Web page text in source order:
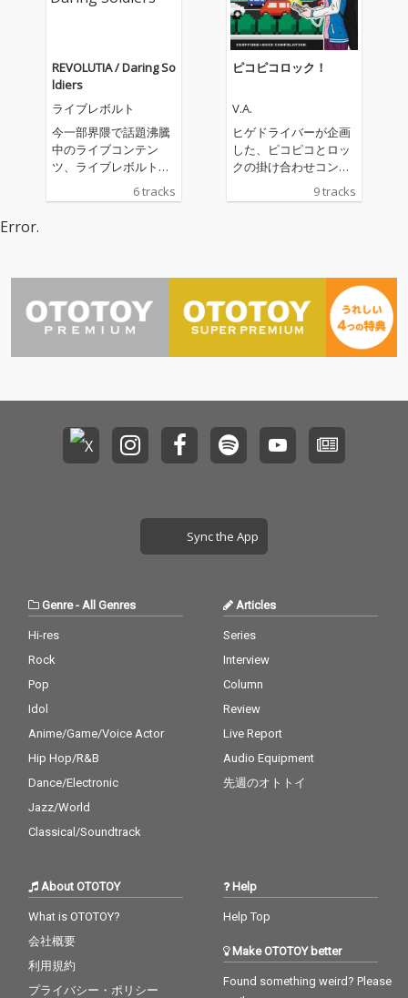
REVOLUTIA / Daring So
ldiers
ライブレボルト
今一部界隈で話題沸騰
中のライブコンテン
ツ、ライブレボルトが
とうとう初の音源化！
テーマソングであるRE
イバー、ゆよゆっぺ！
編曲としてPowerless
と篠崎あやとを加え、
最強の布陣で送る、こ
6 tracks
ピコピコロック！
V.A.
ヒゲドライバーが企画
した、ピコピコとロッ
クの掛け合わせコンピ
9 tracks
Error.
Sync the App
Genre- All Genres
Hi-res
Rock
Pop
Idol
Anime/Game/Voice Actor
Hip Hop/R&B
Dance/Electronic
Jazz/World
Classical/Soundtrack
Articles
Series
Interview
Column
Review
Live Report
Audio Equipment
先週のオトトイ
About OTOTOY
What is OTOTOY?
会社概要
利用規約
プライバシー・ポリシー
Help
Help Top
Make OTOTOY better
Found something weird? Please